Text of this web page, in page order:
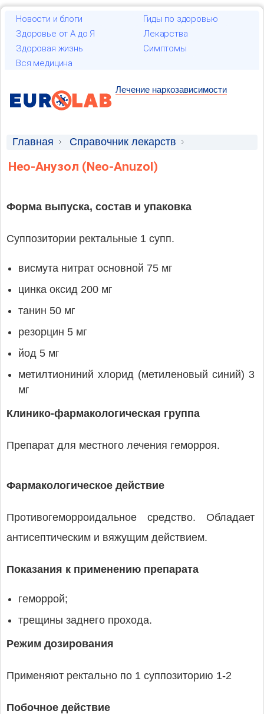
Новости и блоги
Гиды по здоровью
Здоровье от А до Я
Лекарства
Здоровая жизнь
Симптомы
Вся медицина
Лечение наркозависимости
Главная
Справочник лекарств
Лекарственные средства
Нео-Анузол (Neo-Anuzol)
Форма выпуска, состав и упаковка
Суппозитории ректальные 1 супп.
висмута нитрат основной 75 мг
цинка оксид 200 мг
танин 50 мг
резорцин 5 мг
йод 5 мг
метилтиониний хлорид (метиленовый синий) 3
мг
Клинико-фармакологическая группа
Препарат для местного лечения геморроя.
Фармакологическое действие
Противогеморроидальное средство. Обладает
антисептическим и вяжущим действием.
Показания к применению препарата
геморрой;
трещины заднего прохода.
Режим дозирования
Применяют ректально по 1 суппозиторию 1-2
Побочное действие